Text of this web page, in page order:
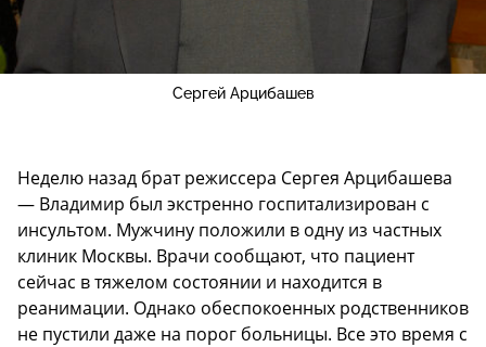
Сергей Арцибашев
Неделю назад брат режиссера Сергея Арцибашева
— Владимир был экстренно госпитализирован с
инсультом. Мужчину положили в одну из частных
клиник Москвы. Врачи сообщают, что пациент
сейчас в тяжелом состоянии и находится в
реанимации. Однако обеспокоенных родственников
не пустили даже на порог больницы. Все это время с